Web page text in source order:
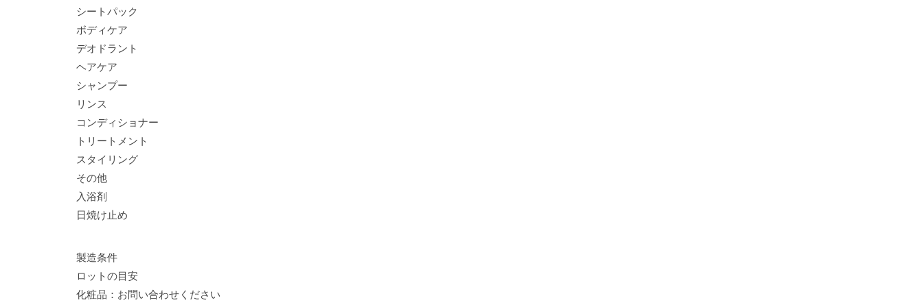
シートパック
ボディケア
デオドラント
ヘアケア
シャンプー
リンス
コンディショナー
トリートメント
スタイリング
その他
入浴剤
日焼け止め
製造条件
ロットの目安
化粧品：お問い合わせください